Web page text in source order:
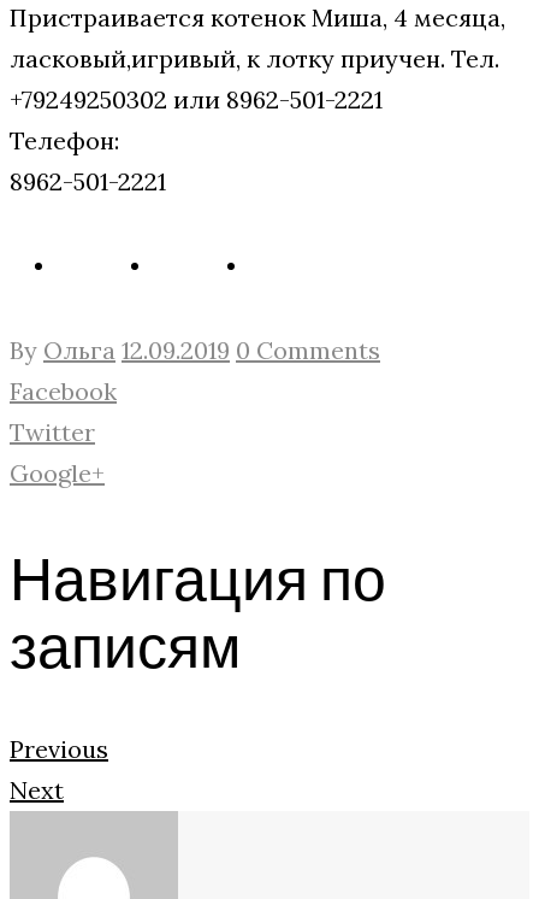
Пристраивается котенок Миша, 4 месяца,
ласковый,игривый, к лотку приучен. Тел.
+79249250302 или 8962-501-2221
Телефон:
8962-501-2221
By Ольга 12.09.2019 0 Comments
Facebook
Twitter
Google+
Навигация по
записям
Previous
Next